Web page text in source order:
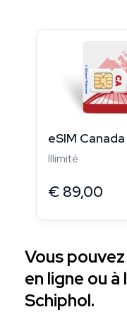
eSIM Canada
Illimité
€ 89,00
Vous
en ligne ou
Schiphol.